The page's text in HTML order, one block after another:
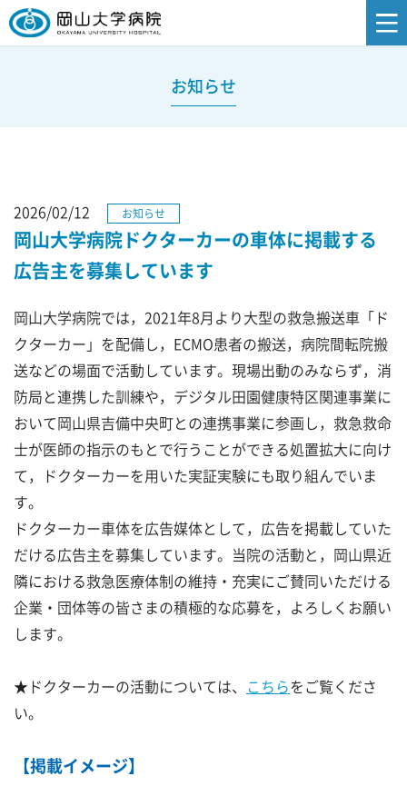
お知らせ
2026/02/12 お知らせ
岡山大学病院ドクターカーの車体に掲載する
広告主を募集しています
岡山大学病院では，2021年8月より大型の救急搬送車「ド
クターカー」を配備し，ECMO患者の搬送，病院間転院搬
送などの場面で活動しています。現場出動のみならず，消
防局と連携した訓練や，デジタル田園健康特区関連事業に
おいて岡山県吉備中央町との連携事業に参画し，救急救命
士が医師の指示のもとで行うことができる処置拡大に向け
て，ドクターカーを用いた実証実験にも取り組んでいま
す。
ドクターカー車体を広告媒体として，広告を掲載していた
だける広告主を募集しています。当院の活動と，岡山県近
隣における救急医療体制の維持・充実にご賛同いただける
企業・団体等の皆さまの積極的な応募を，よろしくお願い
します。
★ドクターカーの活動については、 こちらをご覧くださ
い。
【掲載イメージ】